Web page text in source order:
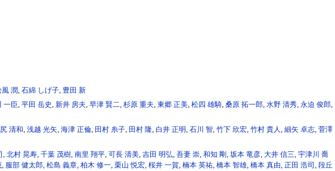
風 潤,石綿 しげ子, 豊田 新
一臣,平田 岳史 ,新井 房夫,早津 賢二,杉原 重夫,東郷 正美,松四 雄騎,桑原 拓一郎,水野 清秀,永迫 俊郎,
清和,浅越 光矢,海津 正倫, 田村 糸子, 田村 隆,白井 正明 ,石川 智,竹下 欣宏,竹村 貴人 ,細矢 卓志,菅澤
,北村 晃寿,千葉 茂樹,南里 翔平,可長 清美,吉田 明弘,吾妻 崇,和知 剛 ,坂本 竜彦,大井 信三,宇津川 喬
, 服部 健太郎, 松島 義章, 柏木 修一, 栗山 悦宏, 桜井 一賀, 楠本 英祐, 橋本 智雄, 橋本 真由, 正田 浩司 , 段丘